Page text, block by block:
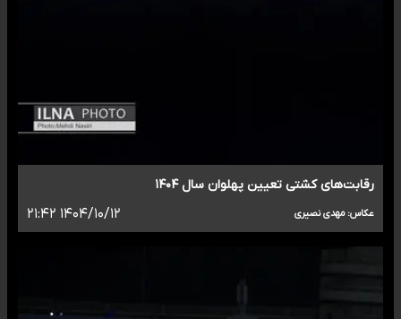
رقابت‌های کشتی تعیین پهلوان سال ۱۴۰۴
عکاس: مهدی نصیری ۱۴۰۴/۱۰/۱۲ ۲۱:۴۲